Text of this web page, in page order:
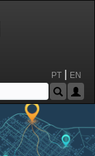
PT EN